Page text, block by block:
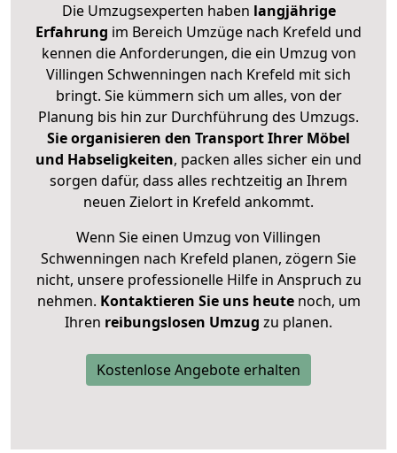
Die Umzugsexperten haben langjährige
Erfahrung im Bereich Umzüge nach Krefeld und
kennen die Anforderungen, die ein Umzug von
Villingen Schwenningen nach Krefeld mit sich
bringt. Sie kümmern sich um alles, von der
Planung bis hin zur Durchführung des Umzugs.
Sie organisieren den Transport Ihrer Möbel
und Habseligkeiten, packen alles sicher ein und
sorgen dafür, dass alles rechtzeitig an Ihrem
neuen Zielort in Krefeld ankommt.
Wenn Sie einen Umzug von Villingen
Schwenningen nach Krefeld planen, zögern Sie
nicht, unsere professionelle Hilfe in Anspruch zu
nehmen. Kontaktieren Sie uns heutenoch, um
Ihren reibungslosen Umzug zu planen.
Kostenlose Angebote erhalten